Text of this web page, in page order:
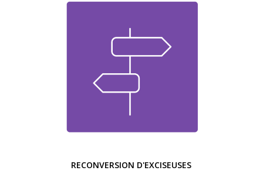
RECONVERSION D'EXCISEUSES